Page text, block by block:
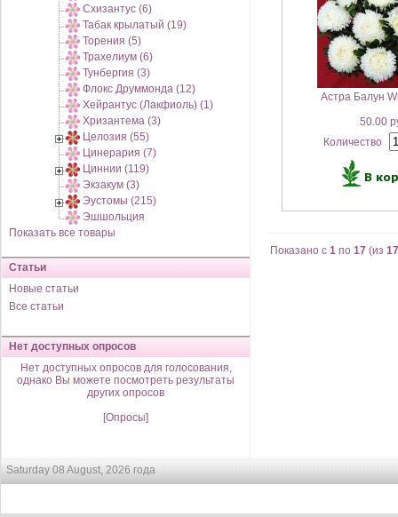
Схизантус (6)
Табак крылатый (19)
Торения (5)
Трахелиум (6)
Тунбергия (3)
Флокс Друммонда (12)
Хейрантус (Лакфиоль) (1)
Хризантема (3)
Целозия (55)
Цинерария (7)
Циннии (119)
Экзакум (3)
Эустомы (215)
Эшшольция
Показать все товары
Статьи
Новые статьи
Все статьи
Нет доступных опросов
Нет доступных опросов для голосования,
однако Вы можете посмотреть результаты
других опросов
[Опросы]
Астра Балун
50.00
Количество
Показано с 1 по 17 (из 17
Saturday 08 August, 2026 года